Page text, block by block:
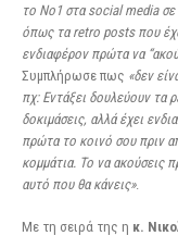
το Νο1 στα social media σε
όπως τα retro posts που
ενδιαφέρον πρώτα να
Συμπλήρωσε πως «δεν
πχ: Εντάξει δουλεύουν τα
δοκιμάσεις, αλλά έχει
πρώτα το κοινό σου πριν
κομμάτια. Το να ακούσεις
αυτό που θα κάνεις».
Με τη σειρά της η κ.